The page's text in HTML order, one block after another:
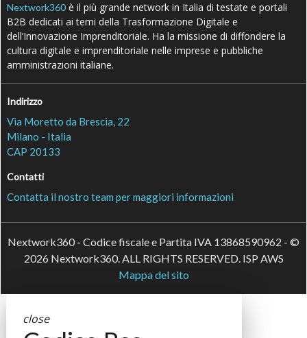
Nextwork360 è il più grande network in Italia di testate e portali
B2B dedicati ai temi della Trasformazione Digitale e
dell’Innovazione Imprenditoriale. Ha la missione di diffondere la
cultura digitale e imprenditoriale nelle imprese e pubbliche
amministrazioni italiane.
Indirizzo
Via Moretto da Brescia, 22
Milano - Italia
CAP 20133
Contatti
Contatta il nostro team per maggiori informazioni
Nextwork360 - Codice fiscale e Partita IVA 13868590962 - ©
2026 Nextwork360. ALL RIGHTS RESERVED. ISP AWS
Mappa del sito
close